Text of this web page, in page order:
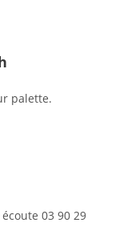
palette.
03 90 29